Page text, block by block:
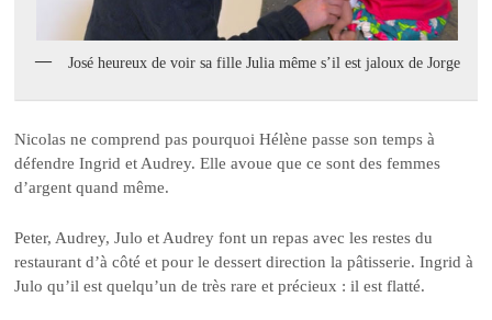
José heureux de voir sa fille Julia même s’il est jaloux de Jorge
Nicolas ne comprend pas pourquoi Hélène passe son temps à
défendre Ingrid et Audrey. Elle avoue que ce sont des femmes
d’argent quand même.
Peter, Audrey, Julo et Audrey font un repas avec les restes du
restaurant d’à côté et pour le dessert direction la pâtisserie. Ingrid à
Julo qu’il est quelqu’un de très rare et précieux : il est flatté.